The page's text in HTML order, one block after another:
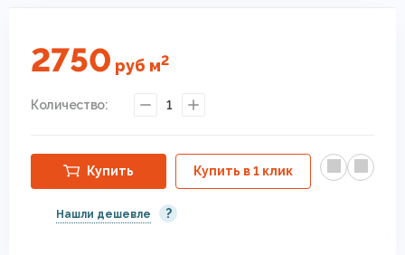
2750 руб м2
Количество: 1
Купить Купить в 1 клик
Нашли дешевле ?